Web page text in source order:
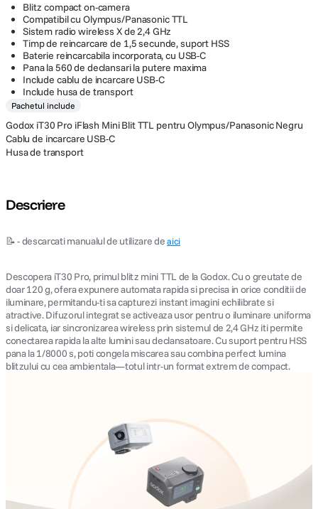
Blitz compact on-camera
Compatibil cu Olympus/Panasonic TTL
Sistem radio wireless X de 2,4 GHz
Timp de reincarcare de 1,5 secunde, suport HSS
Baterie reincarcabila incorporata, cu USB-C
Pana la 560 de declansari la putere maxima
Include cablu de incarcare USB-C
Include husa de transport
Pachetul include
Godox iT30 Pro iFlash Mini Blit TTL pentru Olympus/Panasonic Negru
Cablu de incarcare USB-C
Husa de transport
Descriere
📝 - descarcati manualul de utilizare deaici
Descopera iT30 Pro, primul blitz mini TTL de la Godox. Cu o greutate de
doar 120 g, ofera expunere automata rapida si precisa in orice conditii de
iluminare, permitandu-ti sa capturezi instant imagini echilibrate si
atractive. Difuzorul integrat se activeaza usor pentru o iluminare uniforma
si delicata, iar sincronizarea wireless prin sistemul de 2,4 GHz iti permite
conectarea rapida la alte lumini sau declansatoare. Cu suport pentru HSS
pana la 1/8000 s, poti congela miscarea sau combina perfect lumina
blitzului cu cea ambientala—totul intr-un format extrem de compact.